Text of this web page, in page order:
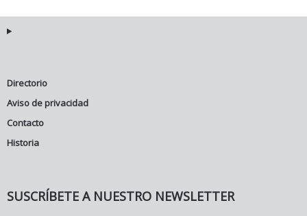
Directorio
Aviso de privacidad
Contacto
Historia
SUSCRÍBETE A NUESTRO NEWSLETTER